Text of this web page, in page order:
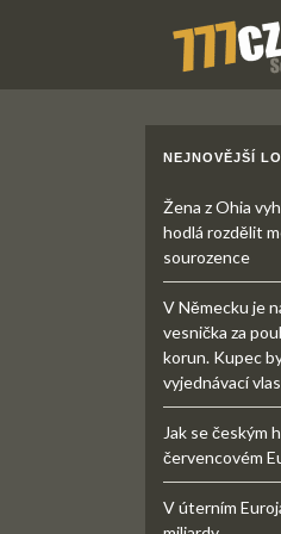
NEJNOVĚJŠÍ
Žena z Ohia
hodlá rozdělit
sourozence
V Německu je
vesnička za
korun. Kupec
vyjednávací
Jak se českým
červencovém
V úterním